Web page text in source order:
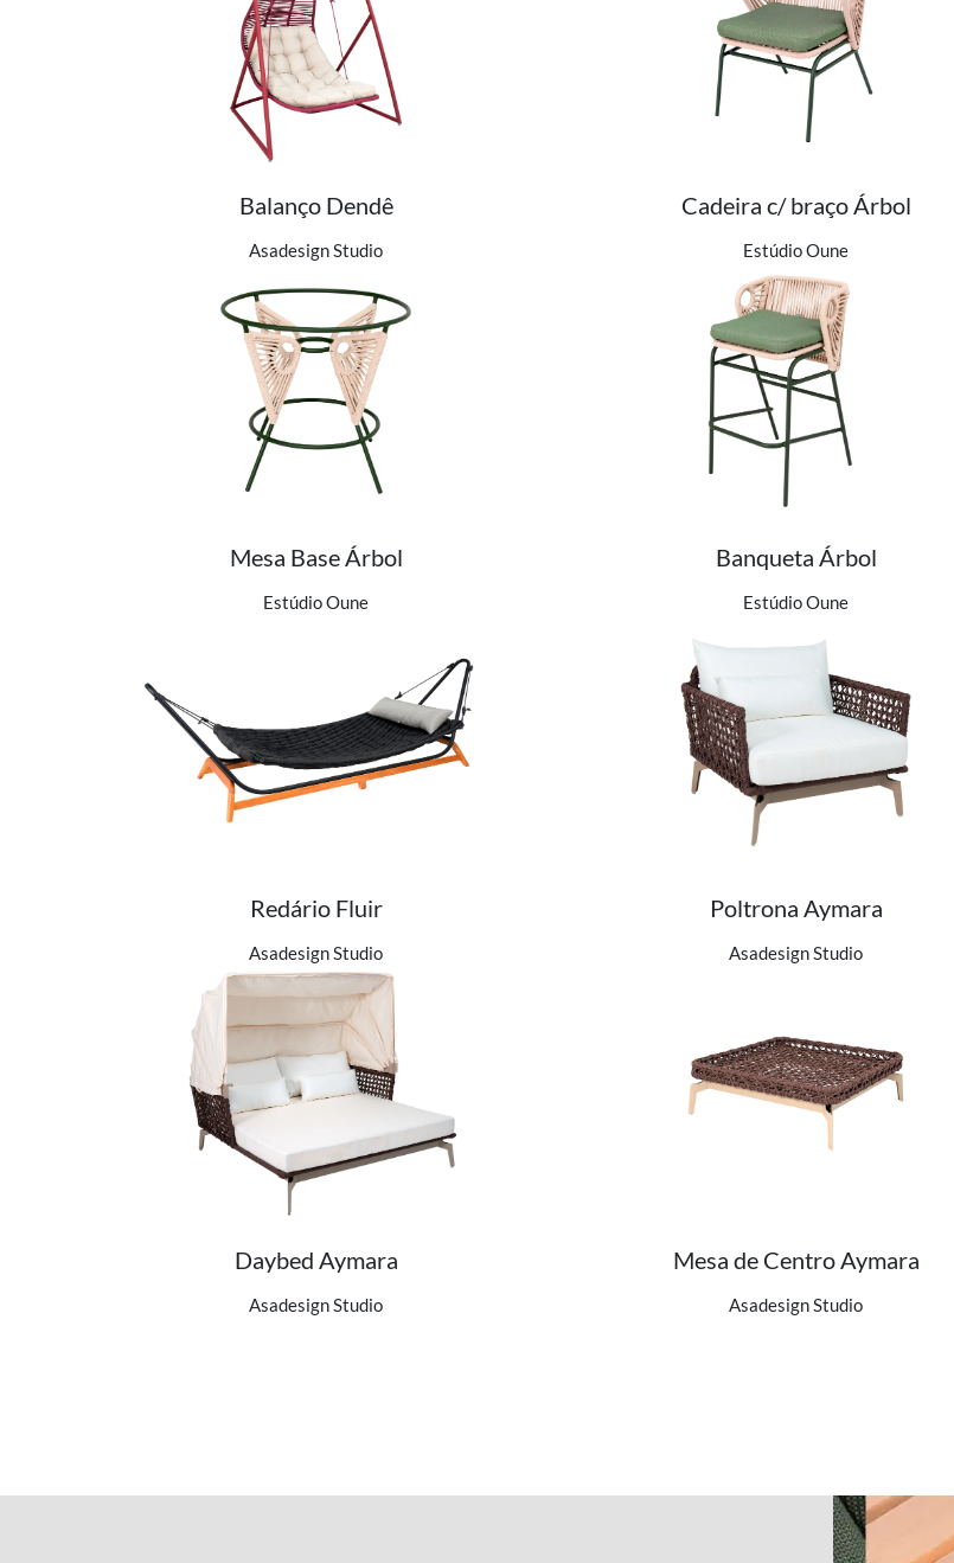
Ver detalhes do produto
Balanço Dendê
Asadesign Studio
Ver detalhes do produto
Cadeira c/ braço Árbol
Estúdio Oune
Ver detalhes do produto
Mesa Base Árbol
Estúdio Oune
Ver detalhes do produto
Banqueta Árbol
Estúdio Oune
Ver detalhes do produto
Redário Fluir
Asadesign Studio
Ver detalhes do produto
Poltrona Aymara
Asadesign Studio
Ver detalhes do produto
Daybed Aymara
Asadesign Studio
Ver detalhes do produto
Mesa de Centro Aymara
Asadesign Studio